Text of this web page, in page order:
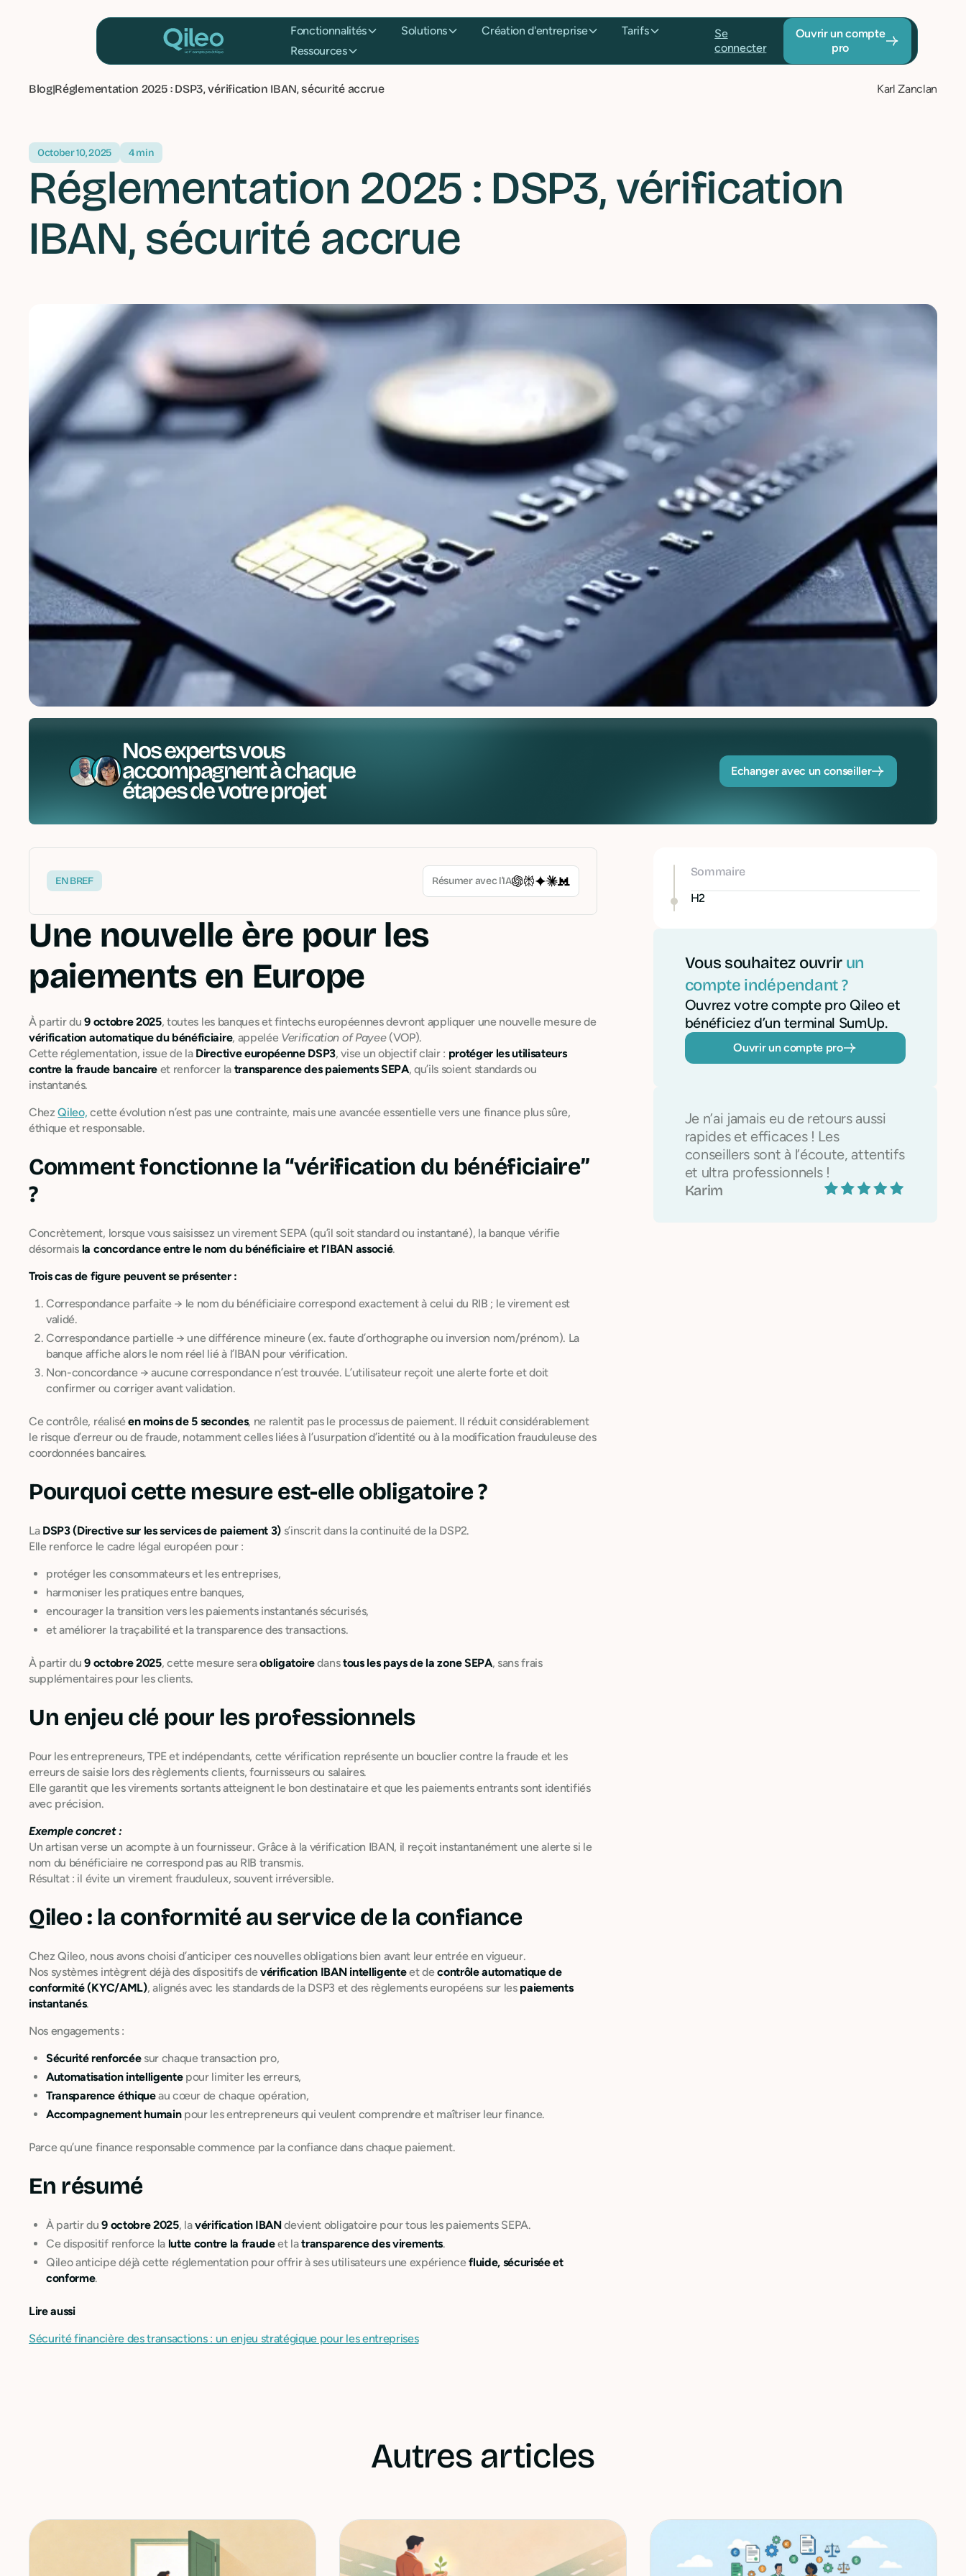
Fonctionnalités Solutions Création d'entreprise
Tarifs
Ressources
Se
connecter
Ouvrir un
compte pro
Blog|Réglementation 2025 : DSP3, vérification IBAN, sécurité accrue Karl Zanclan
October 10, 2025 4 min
Réglementation 2025 : DSP3, vérification
IBAN, sécurité accrue
Nos experts vous
accompagnent à chaque
étapes de votre projet
Echanger avec un conseiller
EN BREF Résumer avec l’IA
Une nouvelle ère pour les
paiements en Europe
À partir du9 octobre 2025, toutes les banques et fintechs européennes devront appliquer une nouvelle mesure de
vérification automatique du bénéficiaire, appelée Verification of Payee(VOP).
Cette réglementation, issue de la Directive européenne DSP3, vise un objectif clair : protéger les utilisateurs
contre la fraude bancaire et renforcer la transparence des paiements SEPA, qu’ils soient standards ou
instantanés.
ChezQileo, cette évolution n’est pas une contrainte, mais une avancée essentielle vers une finance plus sûre,
éthique et responsable.
Comment fonctionne la “vérification du bénéficiaire”
?
Concrètement, lorsque vous saisissez un virement SEPA (qu’il soit standard ou instantané), la banque vérifie
désormais la concordance entre le nom du bénéficiaire et l’IBAN associé.
Trois cas de figure peuvent se présenter :
Correspondance parfaite → le nom du bénéficiaire correspond exactement à celui du RIB ; le virement est
validé.
Correspondance partielle → une différence mineure (ex. faute d’orthographe ou inversion nom/prénom). La
banque affiche alors le nom réel lié à l’IBAN pour vérification.
Non-concordance → aucune correspondance n’est trouvée. L’utilisateur reçoit une alerte forte et doit
confirmer ou corriger avant validation.
Ce contrôle, réaliséen moins de 5 secondes, ne ralentit pas le processus de paiement. Il réduit considérablement
le risque d’erreur ou de fraude, notamment celles liées à l’usurpation d’identité ou à la modification frauduleuse des
coordonnées bancaires.
Pourquoi cette mesure est-elle obligatoire ?
La DSP3 (Directive sur les services de paiement 3) s’inscrit dans la continuité de la DSP2.
Elle renforce le cadre légal européen pour :
protéger les consommateurs et les entreprises,
harmoniser les pratiques entre banques,
encourager la transition vers les paiements instantanés sécurisés,
et améliorer la traçabilité et la transparence des transactions.
À partir du9 octobre 2025, cette mesure seraobligatoiredanstous les pays de la zone SEPA, sans frais
supplémentaires pour les clients.
Un enjeu clé pour les professionnels
Pour les entrepreneurs, TPE et indépendants, cette vérification représente un bouclier contre la fraude et les
erreurs de saisie lors des règlements clients, fournisseurs ou salaires.
Elle garantit que les virements sortants atteignent le bon destinataire et que les paiements entrants sont identifiés
avec précision.
Exemple concret :
Un artisan verse un acompte à un fournisseur. Grâce à la vérification IBAN, il reçoit instantanément une alerte si le
nom du bénéficiaire ne correspond pas au RIB transmis.
Résultat : il évite un virement frauduleux, souvent irréversible.
Qileo : la conformité au service de la confiance
Chez Qileo, nous avons choisi d’anticiper ces nouvelles obligations bien avant leur entrée en vigueur.
Nos systèmes intègrent déjà des dispositifs devérification IBAN intelligenteet decontrôle automatique de
conformité (KYC/AML), alignés avec les standards de la DSP3 et des règlements européens sur les paiements
instantanés.
Nos engagements :
Sécurité renforcéesur chaque transaction pro,
Automatisation intelligentepour limiter les erreurs,
Transparence éthiqueau cœur de chaque opération,
Accompagnement humainpour les entrepreneurs qui veulent comprendre et maîtriser leur finance.
Parce qu’une finance responsable commence par la confiance dans chaque paiement.
En résumé
À partir du9 octobre 2025, lavérification IBANdevient obligatoire pour tous les paiements SEPA.
Ce dispositif renforce la lutte contre la fraudeet latransparence des virements.
Qileo anticipe déjà cette réglementation pour offrir à ses utilisateurs une expériencefluide, sécurisée et
conforme.
Lire aussi
Sécurité financière des transactions : un enjeu stratégique pour les entreprises
Sommaire
H2
Vous souhaitez ouvrir un
compte indépendant ?
Ouvrez votre compte pro Qileo et
bénéficiez d’un terminal SumUp.
Ouvrir un compte pro
Je n’ai jamais eu de retours aussi
rapides et efficaces ! Les
conseillers sont à l’écoute, attentifs
et ultra professionnels !
Karim
Autres articles